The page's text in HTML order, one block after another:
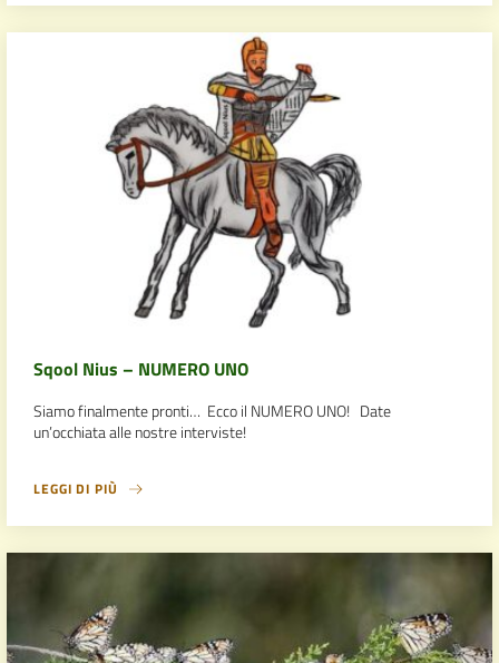
Sqool Nius – NUMERO UNO
Siamo finalmente pronti… Ecco il NUMERO UNO! Date
un’occhiata alle nostre interviste!
LEGGI DI PIÙ